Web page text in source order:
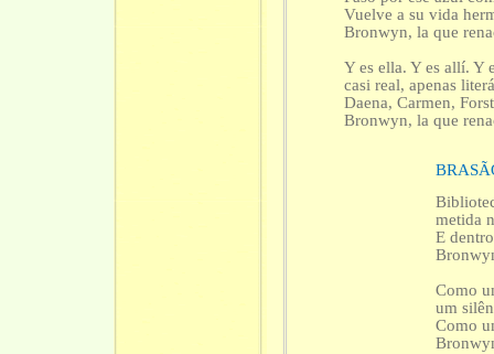
Vuelve a su vida
Bronwyn, la que
Y es ella. Y es allí. Y
casi real, apenas
Daena, Carmen,
Bronwyn, la que
Biblioteca
metida no
E dentro
Bronwyn,
Como um
um
Como um
Bronwyn,